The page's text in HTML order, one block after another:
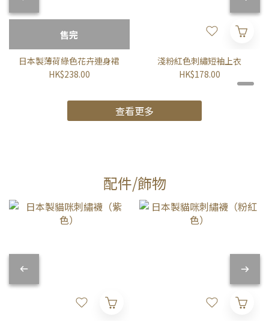
售完
日本製薄荷綠色花卉連身裙
HK$238.00
淺粉紅色刺繡短袖上衣
HK$178.00
查看更多
配件/飾物